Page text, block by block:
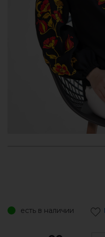
есть в наличии